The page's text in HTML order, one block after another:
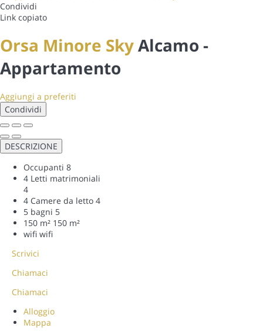
Condividi
Link copiato
Orsa Minore SkyAlcamo -
Appartamento
Aggiungi a preferiti
Condividi
DESCRIZIONE
Occupanti 8
4 Letti matrimoniali
4
4 Camere da letto 4
5 bagni 5
150 m² 150 m²
wifi wifi
Scrivici
Chiamaci
Chiamaci
Alloggio
Mappa